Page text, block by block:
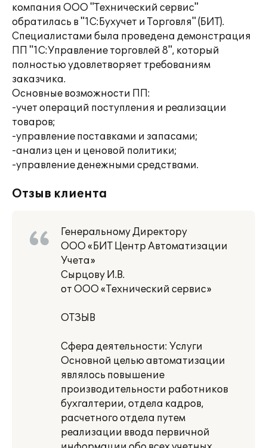
компания ООО "Технический сервис"
обратилась в "1С:Бухучет и Торговля" (БИТ).
Специалистами была проведена демонстрация
ПП "1С:Управление торговлей 8", который
полностью удовлетворяет требованиям
заказчика.
Основные возможности ПП:
-учет операций поступления и реализации
товаров;
-управление поставками и запасами;
-анализ цен и ценовой политики;
-управление денежными средствами.
Отзыв клиента
Генеральному Директору
ООО «БИТ Центр Автоматизации
Учета»
Сырцову И.В.
от ООО «Технический сервис»
ОТЗЫВ
Сфера деятельности: Услуги
Основной целью автоматизации
являлось повышение
производительности работников
бухгалтерии, отдела кадров,
расчетного отдела путем
реализации ввода первичной